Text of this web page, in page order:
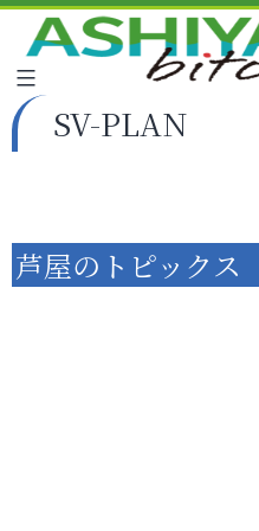
SV-PLAN
芦屋のトピックス